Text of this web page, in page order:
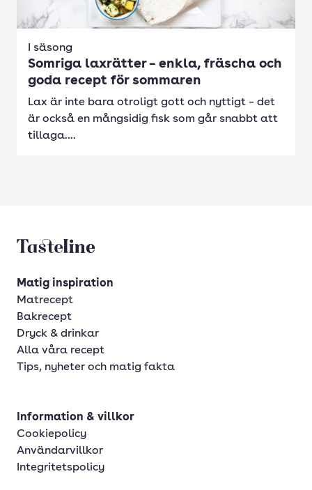
I säsong
Somriga laxrätter – enkla, fräscha och
goda recept för sommaren
Lax är inte bara otroligt gott och nyttigt – det
är också en mångsidig fisk som går snabbt att
tillaga....
Tasteline startsida
Matig inspiration
Matrecept
Bakrecept
Dryck & drinkar
Alla våra recept
Tips, nyheter och matig fakta
Information & villkor
Cookiepolicy
Användarvillkor
Integritetspolicy